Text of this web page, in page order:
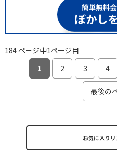
簡単無料
ぼかし
184 ページ中1ページ目
1
2 3 4
最後の
お気に入り